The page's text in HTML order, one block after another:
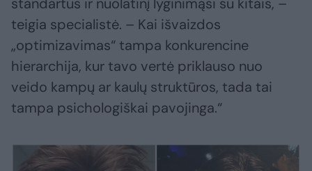
teigia specialistė. – Kai išvaizdos
„optimizavimas“ tampa konkurencine
hierarchija, kur tavo vertė priklauso nuo
veido kampų ar kaulų struktūros, tada tai
tampa psichologiškai pavojinga.“